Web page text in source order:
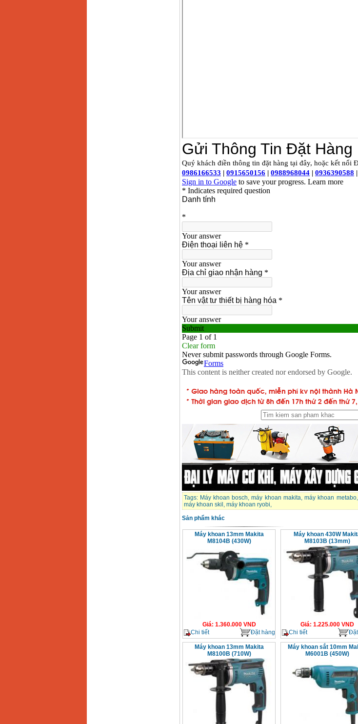
Tags: Máy khoan bosch,máy khoan makita,máy khoan metabo,
máy khoan skil , máy khoan ryobi,
Sản phẩm khác
Máy khoan 13mm Makita
M8104B (430W)
Giá: 1.360.000 VND
Chi tiết
Đặt hàng
Máy khoan 430W
M8103B (13mm)
Giá: 1.225.000 VND
Chi tiết
Máy khoan 13mm Makita
M8100B (710W)
Máy khoan sắt 10mm
M6001B (450W)